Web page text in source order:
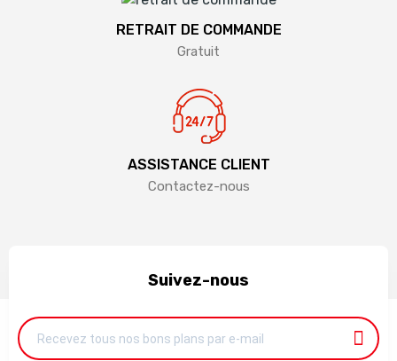
RETRAIT DE COMMANDE
Gratuit
ASSISTANCE CLIENT
Contactez-nous
Suivez-nous